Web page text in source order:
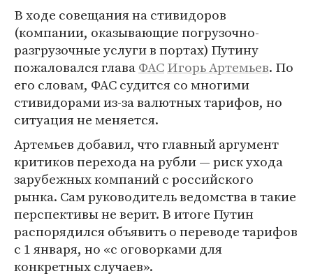
В ходе совещания на стивидоров
(компании, оказывающие погрузочно-
разгрузочные услуги в портах) Путину
пожаловался главаФАСИгорь Артемьев. По
его словам, ФАС судится со многими
стивидорами из-за валютных тарифов, но
ситуация не меняется.
Артемьев добавил, что главный аргумент
критиков перехода на рубли — риск ухода
зарубежных компаний с российского
рынка. Сам руководитель ведомства в такие
перспективы не верит. В итоге Путин
распорядился объявить о переводе тарифов
с 1 января, но «с оговорками для
конкретных случаев».